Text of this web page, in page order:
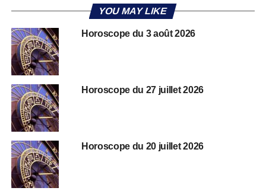
YOU MAY LIKE
Horoscope du 3 août 2026
Horoscope du 27 juillet 2026
Horoscope du 20 juillet 2026